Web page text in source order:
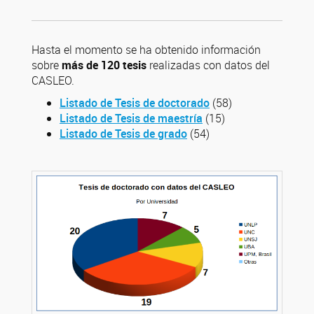
Hasta el momento se ha obtenido información
sobremás de 120 tesis realizadas con datos del
CASLEO.
Listado de Tesis de doctorado (58)
Listado de Tesis de maestría (15)
Listado de Tesis de grado (54)